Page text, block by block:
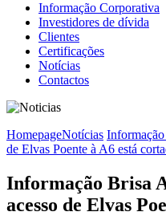
Informação Corporativa
Investidores de dívida
Clientes
Certificações
Notícias
Contactos
HomepageNotícias Informação
de Elvas Poente à A6 está
Informação Brisa
acesso de Elvas